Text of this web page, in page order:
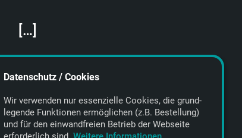
[…]
Featured Artists
About getyourmusic
Datenschutz / Cookies
Wir verwenden nur essenzielle Cookies, die grund­
legende Funktionen ermöglichen (z.B. Bestellung)
und für den einwand­freien Betrieb der Webseite